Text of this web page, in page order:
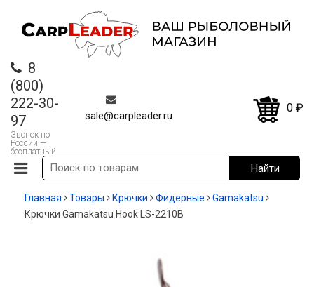
8
(800)
222-30-
97
Звонок по
России —
бесплатный
sale@carpleader.ru
0 ₽
Главная Товары Крючки Фидерные
Gamakatsu
Крючки Gamakatsu Hook LS-2210B